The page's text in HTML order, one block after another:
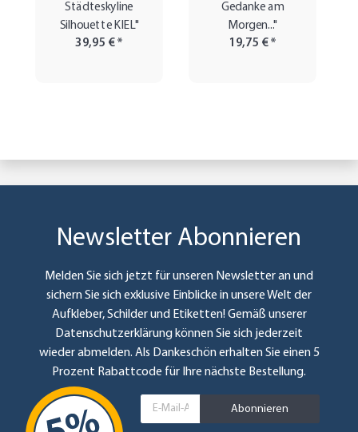
Städteskyline
Silhouette KIEL"
39,95 €*
Gedanke am
Morgen..."
19,75 €*
Newsletter Abonnieren
Melden Sie sich jetzt für unseren Newsletter an und
sichern Sie sich exklusive Einblicke in unsere Welt der
Aufkleber, Schilder und Etiketten! Gemäß unserer
Datenschutzerklärungkönnen Sie sich jederzeit
wieder abmelden. Als Dankeschön erhalten Sie einen 5
Prozent Rabattcode für Ihre nächste Bestellung.
Abonnieren